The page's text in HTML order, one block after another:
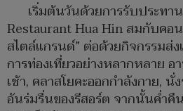
เริ่มต้นวันด้วยการรับประทา
Restaurant Hua Hin สมกับคอ
สไตล์แกรนด์” ต่อด้วยกิจกรรมส่
การท่องเที่ยวอย่างหลากหลาย
เช้า, คลาสโยคะออกกำลังกาย,
อันร่มรื่นของรีสอร์ต จากนั้นค่ำคื